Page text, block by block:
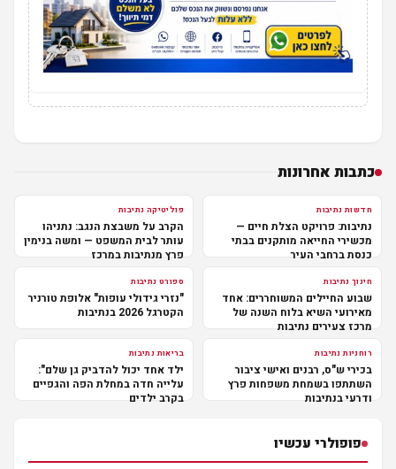
כתבות אחרונות
חדשות נתיבות
נתיבות: פרויקט הצלת חיים —
מכשירי החייאה מותקנים בבתי
כנסת ברחבי העיר
פוליטיקה נתיבות
הקרב על משבצת הנגב: נתניהו
עותר לבית המשפט — ומשה בנימין
פרץ מנתיבות במרכז
חינוך נתיבות
שבוע החיילים המשוחררים: אחד
מאירועי השיא בלוח השנה של
מרכז צעירים נתיבות
ספורט נתיבות
"נזרי גידולי עופות" אלופת טורניר
הקטרגל 2026 בנתיבות
רוחניות נתיבות
בכירי ש"ס, רבנים ואישי ציבור
השתתפו בשמחת משפחות פרץ
ודרעי בנתיבות
בריאות נתיבות
ילד אחד יכול להדביק גן שלם":
עלייה חדה במחלת הפה והגפיים
בקרב ילדים
פופולרי עכשיו